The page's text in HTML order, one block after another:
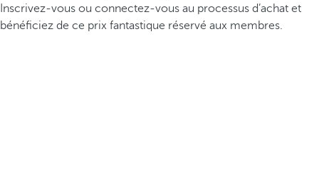
Inscrivez-vous ou connectez-vous au processus d’achat et
bénéficiez de ce prix fantastique réservé aux membres.